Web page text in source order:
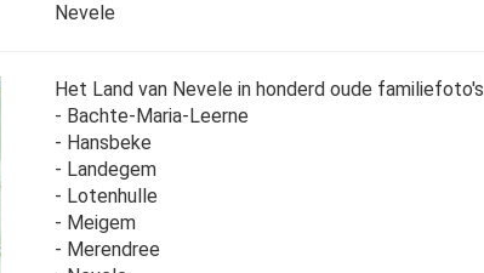
Nevele
Het Land van Nevele in honderd oude familiefoto's
- Bachte-Maria-Leerne
- Hansbeke
- Landegem
- Lotenhulle
- Meigem
- Merendree